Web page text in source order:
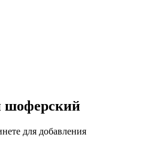
для добавления